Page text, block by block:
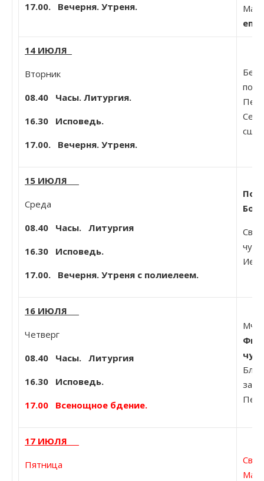
17.00. Вечерня. Утреня.
14 ИЮЛЯ
Вторник
08.40 Часы. Литургия.
16.30 Исповедь.
17.00. Вечерня. Утреня.
15 ИЮЛЯ
Среда
08.40 Часы. Литургия
16.30 Исповедь.
17.00. Вечерня. Утреня с полиелеем.
Свт.
16 ИЮЛЯ
Четверг
08.40 Часы. Литургия
16.30 Исповедь.
17.00 Всенощное бдение.
Мч.
17 ИЮЛЯ
Пятница
Свт.